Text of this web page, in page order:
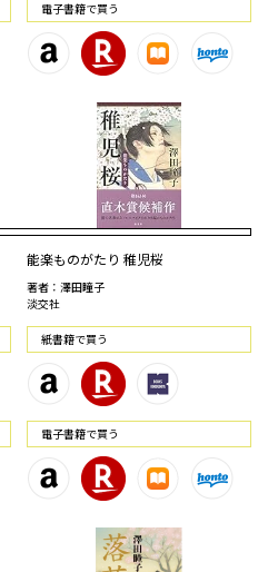
電⼦書籍で買う
能楽ものがたり 稚児桜
著者：澤田瞳子
淡交社
紙書籍で買う
電⼦書籍で買う